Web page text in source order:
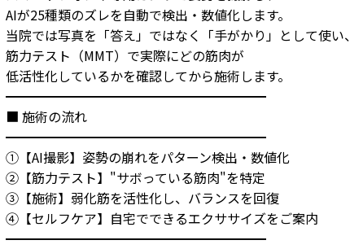
AIが25種類のズレを自動で検出・数値化します。
当院では写真を「答え」ではなく「手がかり」として使い、
筋力テスト（MMT）で実際にどの筋肉が
低活性化しているかを確認してから施術します。
━━━━━━━━━━━━━━━━━━━━
■ 施術の流れ
━━━━━━━━━━━━━━━━━━━━
①【AI撮影】姿勢の崩れをパターン検出・数値化
②【筋力テスト】"サボっている筋肉"を特定
③【施術】弱化筋を活性化し、バランスを回復
④【セルフケア】自宅でできるエクササイズをご案内
━━━━━━━━━━━━━━━━━━━━